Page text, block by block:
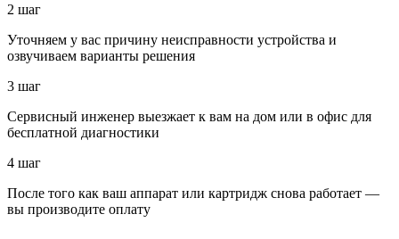
2 шаг
Уточняем у вас причину неисправности устройства и
озвучиваем варианты решения
3 шаг
Сервисный инженер выезжает к вам на дом или в офис для
бесплатной диагностики
4 шаг
После того как ваш аппарат или картридж снова работает —
вы производите оплату